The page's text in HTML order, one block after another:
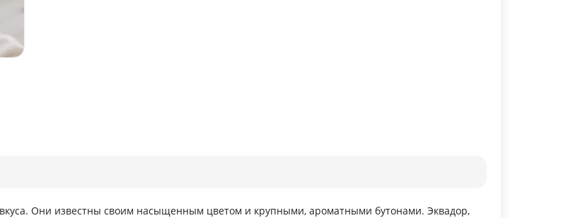
Они известны своим насыщенным цветом и крупными, ароматными бутонами. Эквадор,